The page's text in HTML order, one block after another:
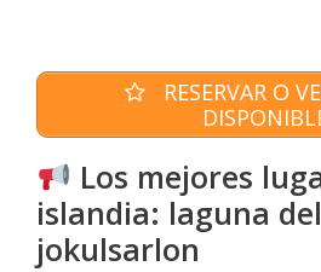
RESERVAR O
Los mejores
islandia: laguna
jokulsarlon